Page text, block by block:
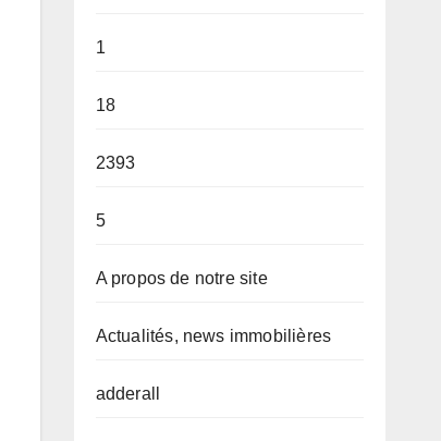
1
18
2393
5
A propos de notre site
Actualités, news immobilières
adderall